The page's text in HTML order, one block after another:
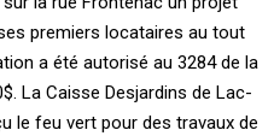
premiers locataires au tout
a été autorisé au 3284 de la
La Caisse Desjardins de Lac-
le feu vert pour des travaux de